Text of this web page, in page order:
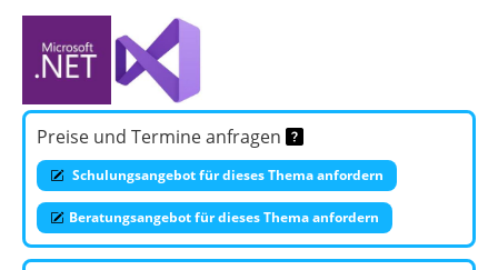
Preise und Termine anfragen
Schulungsangebot für dieses Thema anfordern
Beratungsangebot für dieses Thema anfordern